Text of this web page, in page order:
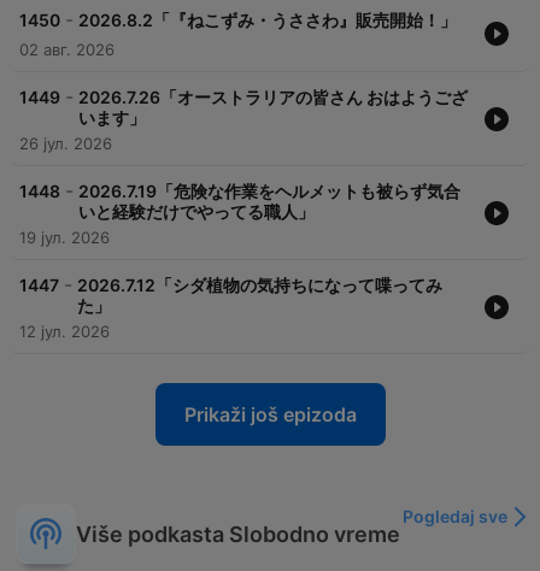
1450 - 2026.8.2「『ねこずみ・うささわ』販売開始！」
02 авг. 2026
1449 - 2026.7.26「オーストラリアの皆さん おはようござ
います」
26 јул. 2026
1448 - 2026.7.19「危険な作業をヘルメットも被らず気合
いと経験だけでやってる職人」
19 јул. 2026
1447 - 2026.7.12「シダ植物の気持ちになって喋ってみ
た」
12 јул. 2026
Prikaži još epizoda
Više podkasta Slobodno vreme
Pogledaj sve